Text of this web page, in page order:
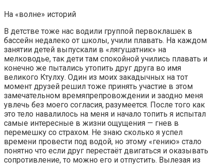
На «волне» историй
В детстве тоже нас водили группой первоклашек в
бассейн недалеко от школы, учили плавать. На каждом
занятии детей выпускали в «лягушатник» на
мелководье, так дети там спокойной учились плавать и
конечно же пытались утопить друг друга во имя
великого Ктулху. Один из моих закадычных на тот
момент друзей решил тоже принять участие в этом
замечательном времяпрепровождении и заодно меня
увлечь без моего согласия, разумеется. После того как
это тело навалилось на меня и начало топить я испытал
самые интересные в жизни ощущения — гнев в
перемешку со страхом. Не знаю сколько я успел
времени провести под водой, но этому «гению» стало
понятно что если друг перестаёт двигаться и оказывать
сопротивление, то можно его и отпустить. Вылезая из